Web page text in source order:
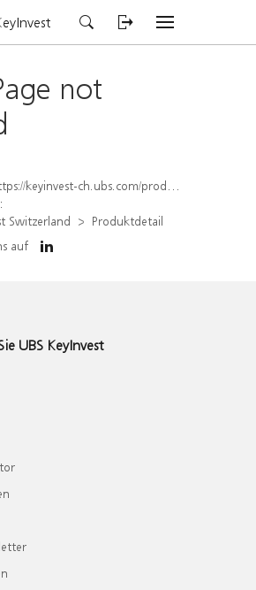
not
keyinvest-ch.ubs.com/produkt/detail/index/isin/CH1578826781
Switzerland
Produktdetail
auf
UBS KeyInvest